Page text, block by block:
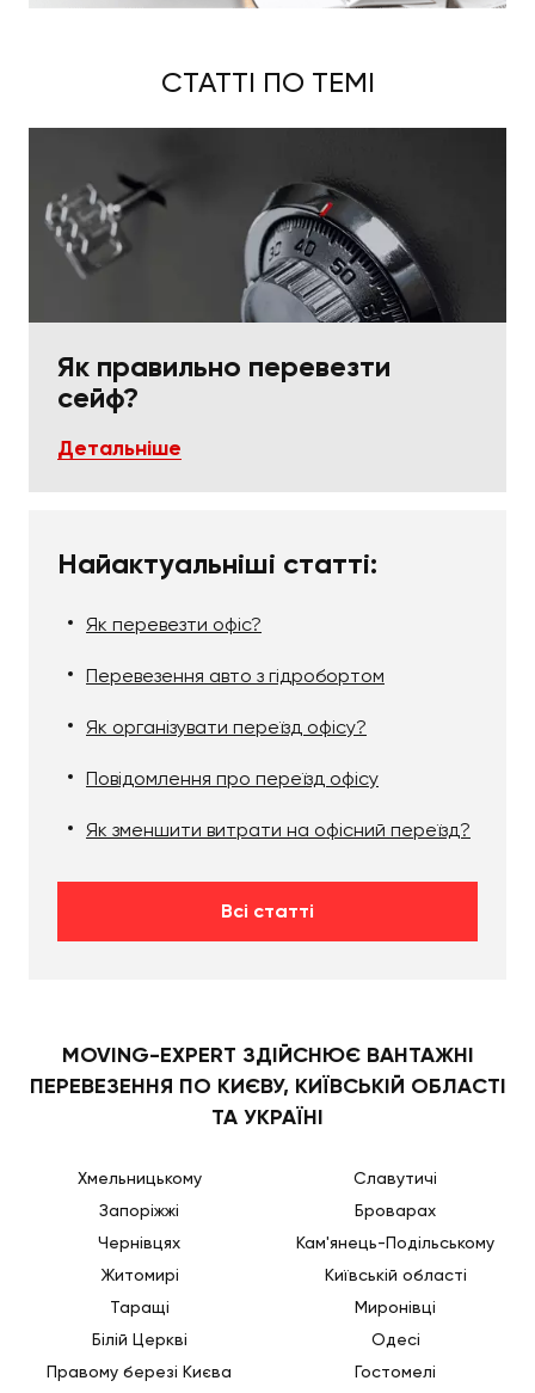
реальних умов транспортування, тому кінцева
сайті компанії, зв'язавшись із нашим
СТАТТІ ПО ТЕМІ
Як правильно перевезти
сейф?
Детальніше
Найактуальніші статті:
Як перевезти офіс?
Перевезення авто з гідробортом
Як організувати переїзд офісу?
Повідомлення про переїзд офісу
Як зменшити витрати на офісний переїзд?
Всі статті
MOVING-EXPERT ЗДІЙСНЮЄ ВАНТАЖНІ
ПЕРЕВЕЗЕННЯ ПО КИЄВУ, КИЇВСЬКІЙ ОБЛАСТІ
ТА УКРАЇНІ
Хмельницькому
Запоріжжі
Чернівцях
Житомирі
Таращі
Білій Церкві
Правому березі Києва
Славутичі
Броварах
Кам'янець-Подільському
Київській області
Миронівці
Одесі
Гостомелі